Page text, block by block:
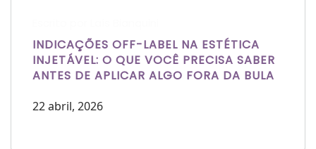
INDICAÇÕES OFF-LABEL NA ESTÉTICA
INJETÁVEL: O QUE VOCÊ PRECISA SABER
ANTES DE APLICAR ALGO FORA DA BULA
22 abril, 2026